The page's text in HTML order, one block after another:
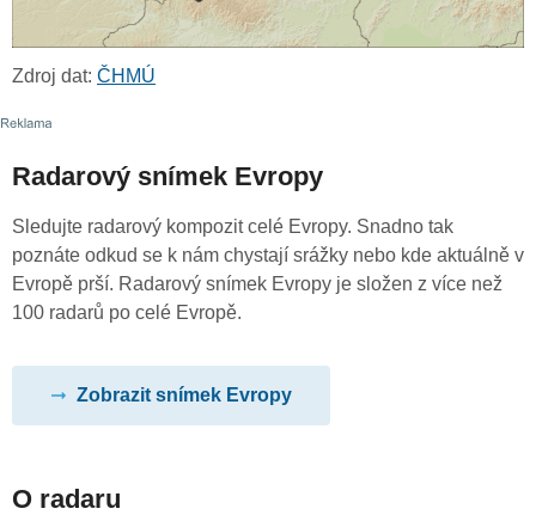
Zdroj dat: ČHMÚ
Radarový snímek Evropy
Sledujte radarový kompozit celé Evropy. Snadno tak
poznáte odkud se k nám chystají srážky nebo kde aktuálně v
Evropě prší. Radarový snímek Evropy je složen z více než
100 radarů po celé Evropě.
Zobrazit snímek Evropy
O radaru